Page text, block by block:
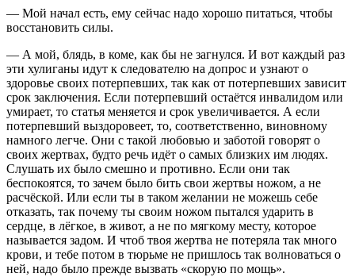
— Мой начал есть, ему сейчас надо хорошо питаться, чтобы
восстановить силы.
— А мой, блядь, в коме, как бы не загнулся. И вот каждый раз
эти хулиганы идут к следователю на допрос и узнают о
здоровье своих потерпевших, так как от потерпевших зависит
срок заключения. Если потерпевший остаётся инвалидом или
умирает, то статья меняется и срок увеличивается. А если
потерпевший выздоровеет, то, соответственно, виновному
намного легче. Они с такой любовью и заботой говорят о
своих жертвах, будто речь идёт о самых близких им людях.
Слушать их было смешно и противно. Если они так
беспокоятся, то зачем было бить свои жертвы ножом, а не
расчёской. Или если ты в таком желании не можешь себе
отказать, так почему ты своим ножом пытался ударить в
сердце, в лёгкое, в живот, а не по мягкому месту, которое
называется задом. И чтоб твоя жертва не потеряла так много
крови, и тебе потом в тюрьме не пришлось так волноваться о
ней, надо было прежде вызвать «скорую по мощь».